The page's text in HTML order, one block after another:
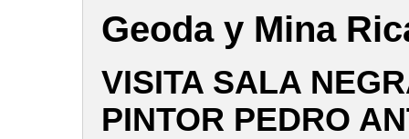
Geoda y Mina
VISITA SALA
PINTOR PEDRO